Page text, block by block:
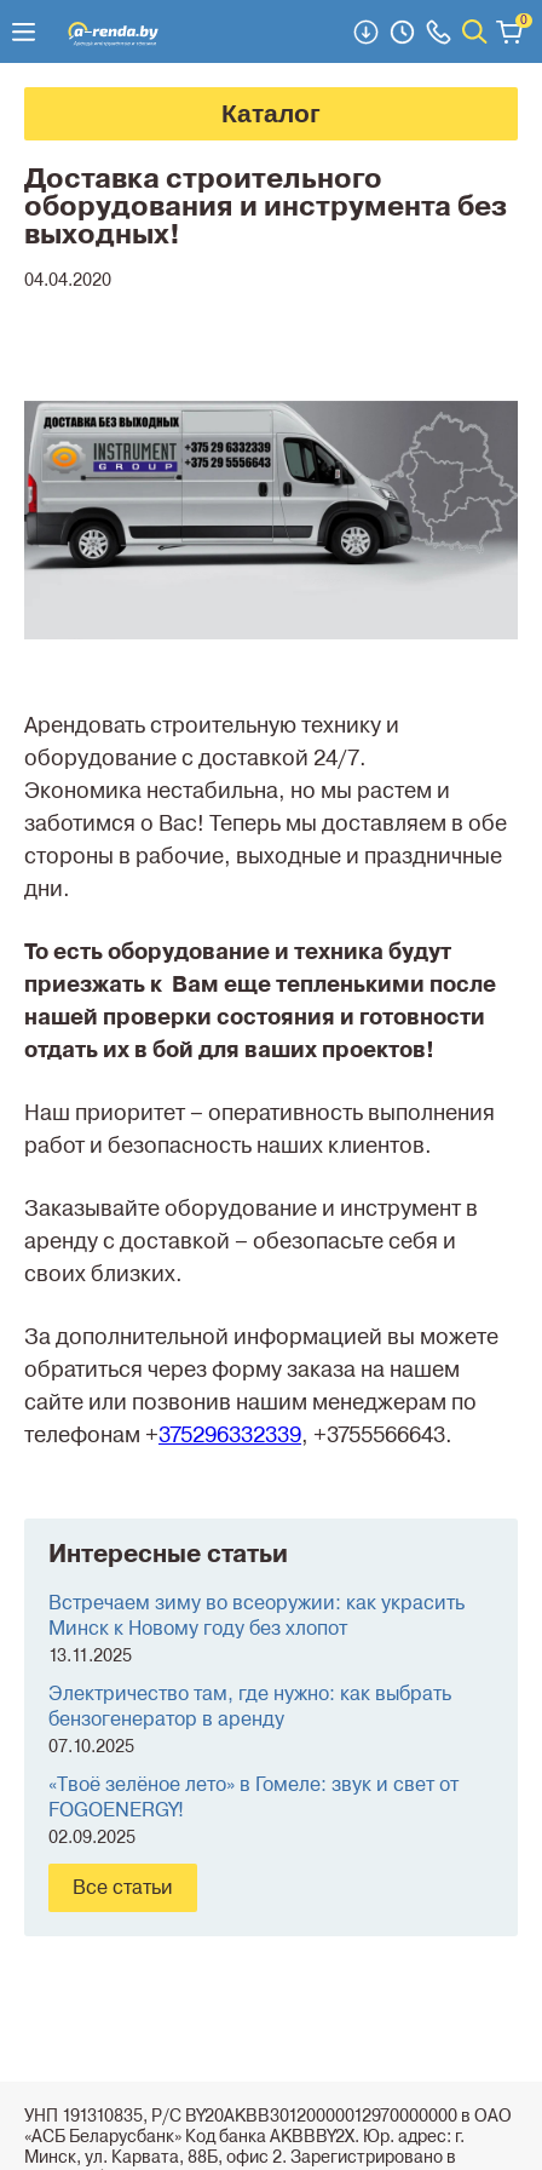
0
Каталог
Доставка строительного
оборудования и инструмента без
выходных!
04.04.2020
Арендовать строительную технику и
оборудование с доставкой 24/7.
Экономика нестабильна, но мы растем и
заботимся о Вас! Теперь мы доставляем в обе
стороны в рабочие, выходные и праздничные
дни.
То есть оборудование и техника будут
приезжать к Вам еще тепленькими после
нашей проверки состояния и готовности
отдать их в бой для ваших проектов!
Наш приоритет – оперативность выполнения
работ и безопасность наших клиентов.
Заказывайте оборудование и инструмент в
аренду с доставкой – обезопасьте себя и
своих близких.
За дополнительной информацией вы можете
обратиться через форму заказа на нашем
сайте или позвонив нашим менеджерам по
телефонам +375296332339, +3755566643.
Интересные статьи
Встречаем зиму во всеоружии: как украсить
Минск к Новому году без хлопот
13.11.2025
Электричество там, где нужно: как выбрать
бензогенератор в аренду
07.10.2025
«Твоё зелёное лето» в Гомеле: звук и свет от
FOGOENERGY!
02.09.2025
Все статьи
УНП 191310835, Р/С BY20AKBB30120000012970000000 в ОАО
«АСБ Беларусбанк» Код банка AKBBBY2X. Юр. адрес: г.
Минск, ул. Карвата, 88Б, офис 2. Зарегистрировано в